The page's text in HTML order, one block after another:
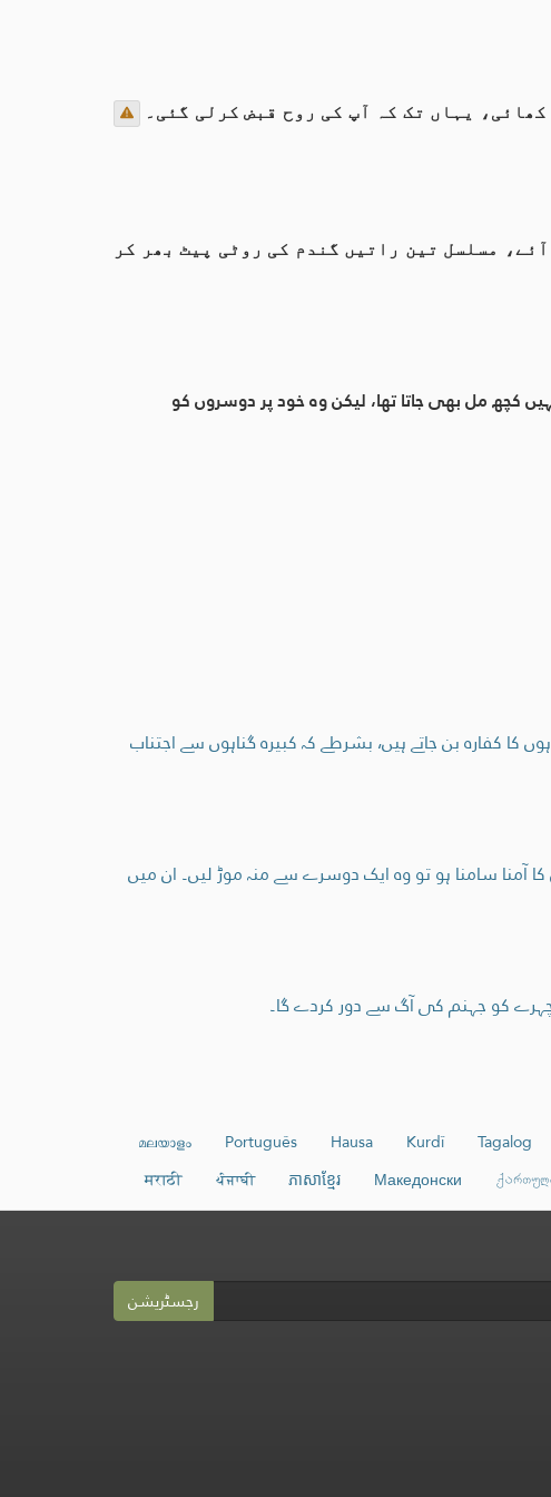
یہاں تک کہ آپ کی روح قبض کرلی گئی۔
مسلسل تین راتیں گندم کی روٹی پیٹ بھر کر
کچھ مل بھی جاتا تھا، لیکن وہ خود پر دوسروں کو
کا کفارہ بن جاتے ہیں، بشرطے کہ کبیرہ گناہوں سے اجتناب
آمنا سامنا ہو تو وہ ایک دوسرے سے منہ موڑ لیں۔ ان میں
کو جہنم کی آگ سے دور کردے گا۔
Tagalog
Kurdî
Hausa
Português
മലയാളം
Македонски
ភាសាខ្មែរ
ਪੰਜਾਬੀ
मराठी
رجسٹریشن